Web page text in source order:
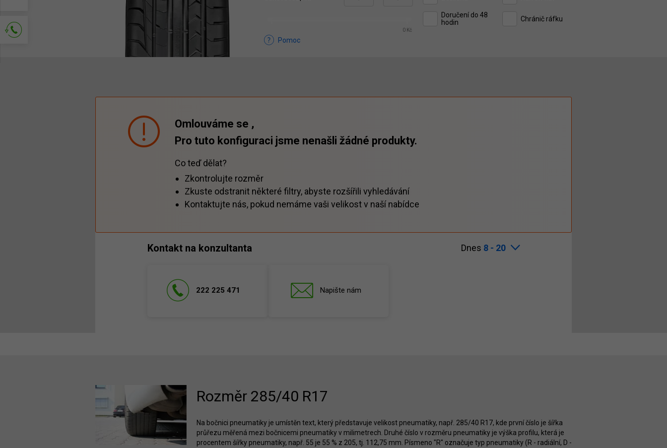
0 Kč
Doručení do 48
hodin
Chránič ráfku
Pomoc
Omlouváme se ,
Pro tuto konfiguraci jsme nenašli žádné produkty.
Co teď dělat?
Zkontrolujte rozměr
Zkuste odstranit některé filtry, abyste rozšířili vyhledávání
Kontaktujte nás, pokud nemáme vaši velikost v naší nabídce
Kontakt na konzultanta Dnes 8 - 20
222 225 471 Napište nám
Rozměr 285/40 R17
Na bočnici pneumatiky je umístěn text, který představuje velikost pneumatiky, např. 285/40 R17, kde první číslo je šířka
průřezu měřená mezi bočnicemi pneumatiky v milimetrech. Druhé číslo v rozměru pneumatiky je výška profilu, která je
procentem šířky pneumatiky, např. 55 je 55 % z 205, tj. 112,75 mm. Písmeno "R" označuje typ pneumatiky (R - radiální, D -